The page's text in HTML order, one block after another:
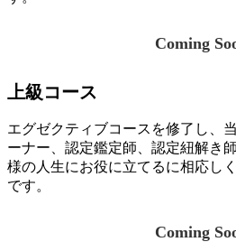
Coming
上級コース
エグゼクティブコースを修了し、
ーナー、認定鑑定師、認定紐解き
様の人生にお役に立てるに相応し
です。
Coming